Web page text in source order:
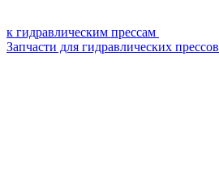
к гидравлическим прессам
Запчасти для гидравлических прессов